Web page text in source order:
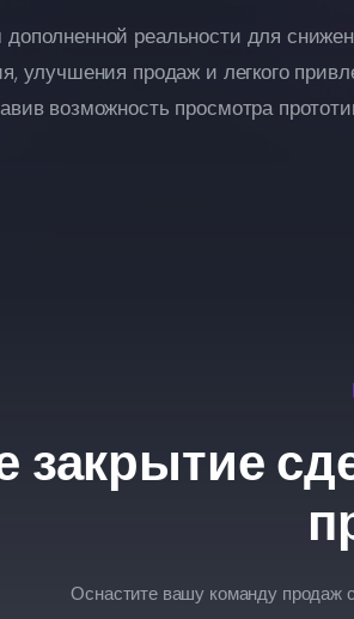
реальности для
улучшения продаж и легкого
возможность просмотра
закрытие
Оснастите вашу команду продаж